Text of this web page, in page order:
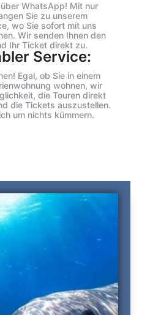
WhatsApp! Mit nur
Sie zu unserem
wo Sie sofort mit uns
Wir senden Ihnen den
Ihr Ticket direkt zu.
Service:
Egal, ob Sie in einem
wohnen, wir
die Touren direkt
die Tickets auszustellen.
um nichts kümmern.